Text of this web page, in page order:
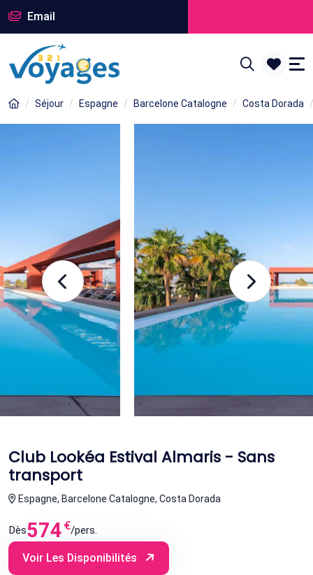
Email
Séjour Espagne Barcelone Catalogne Costa Dorada
Club Lookéa Estival Almaris - Sans
transport
Espagne, Barcelone Catalogne, Costa Dorada
Dès574 €/pers.
Voir Les Disponibilités